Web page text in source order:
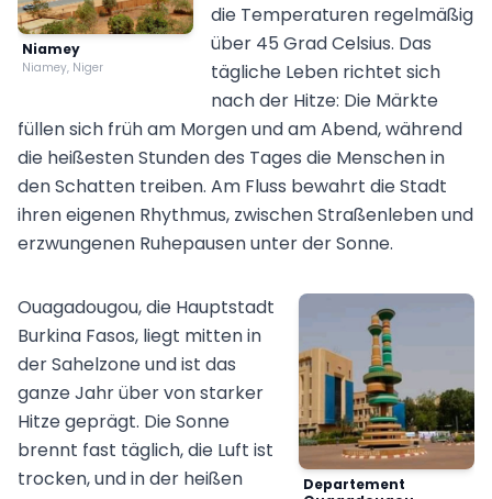
Niamey
Niamey, Niger
die Temperaturen regelmäßig
über 45 Grad Celsius. Das
tägliche Leben richtet sich
nach der Hitze: Die Märkte
füllen sich früh am Morgen und am Abend, während
die heißesten Stunden des Tages die Menschen in
den Schatten treiben. Am Fluss bewahrt die Stadt
ihren eigenen Rhythmus, zwischen Straßenleben und
erzwungenen Ruhepausen unter der Sonne.
Departement
Ouagadougou, die Hauptstadt
Burkina Fasos, liegt mitten in
der Sahelzone und ist das
ganze Jahr über von starker
Hitze geprägt. Die Sonne
brennt fast täglich, die Luft ist
trocken, und in der heißen